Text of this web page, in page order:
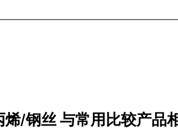
烯/钢丝 与常用比较产品